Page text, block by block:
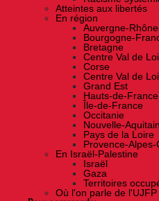
Atteintes aux libertés
En région
Auvergne-
Bourgogne-
Bretagne
Centre Val de
Corse
Centre Val de
Grand Est
Hauts-de-France
Île-de-France
Occitanie
Nouvelle-
Pays de la Loire
Provence-
En Israël-Palestine
Israël
Gaza
Territoires
Où l'on parle de l'UJFP